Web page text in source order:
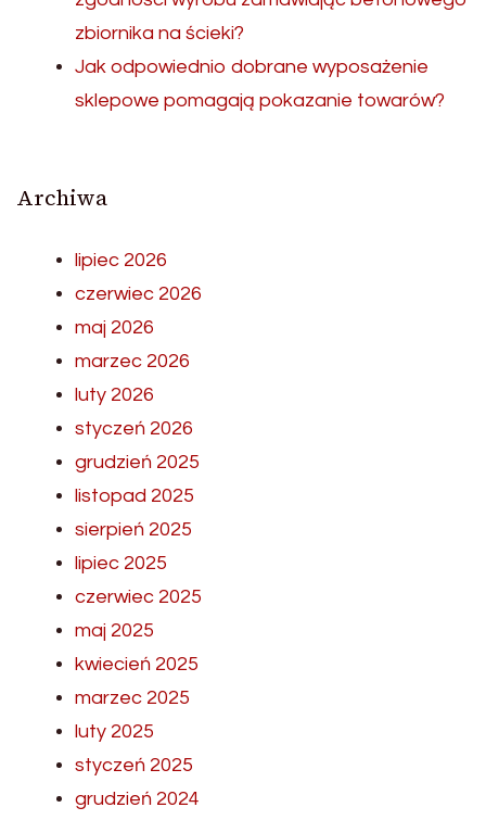
zbiornika na ścieki?
Jak odpowiednio dobrane wyposażenie
sklepowe pomagają pokazanie towarów?
Archiwa
lipiec 2026
czerwiec 2026
maj 2026
marzec 2026
luty 2026
styczeń 2026
grudzień 2025
listopad 2025
sierpień 2025
lipiec 2025
czerwiec 2025
maj 2025
kwiecień 2025
marzec 2025
luty 2025
styczeń 2025
grudzień 2024